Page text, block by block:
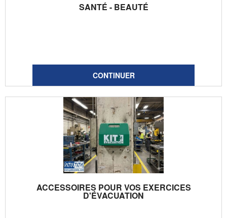
SANTÉ - BEAUTÉ
ACCESSOIRES POUR VOS EXERCICES
D'ÉVACUATION